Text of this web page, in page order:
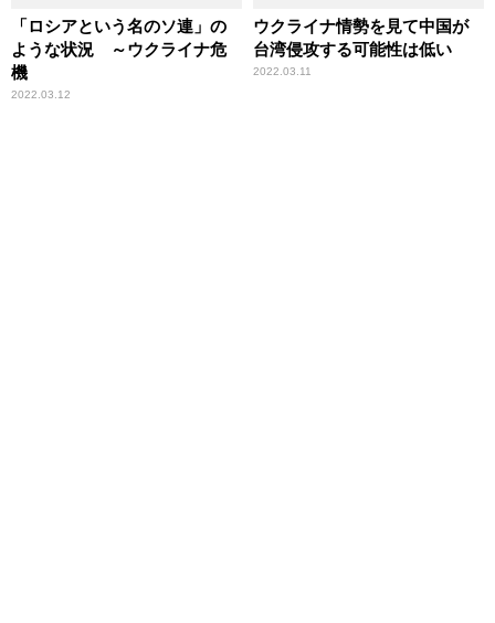
「ロシアという名のソ連」の
ような状況 ～ウクライナ危
機
2022.03.12
ウクライナ情勢を見て中国が
台湾侵攻する可能性は低い
2022.03.11